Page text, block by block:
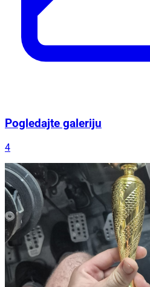
Pogledajte galeriju
4